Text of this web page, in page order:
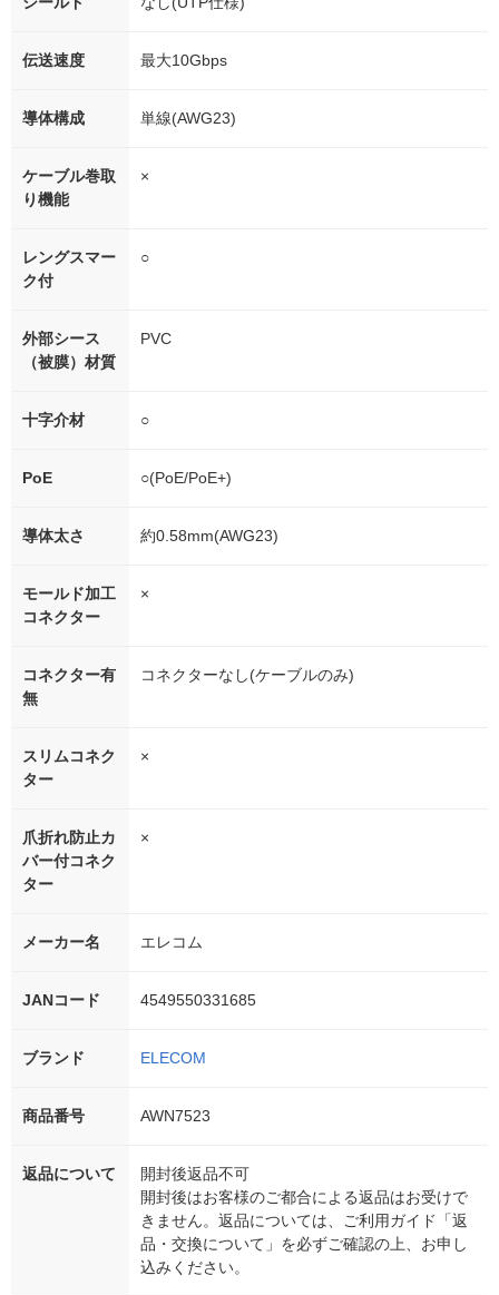
伝送速度 最大10Gbps
導体構成 単線(AWG23)
ケーブル巻取
り機能
×
レングスマー
ク付
○
外部シース
（被膜）材質
PVC
十字介材 ○
PoE ○(PoE/PoE+)
導体太さ 約0.58mm(AWG23)
モールド加工
コネクター
×
コネクター有
無
コネクターなし(ケーブルのみ)
スリムコネク
ター
×
爪折れ防止カ
バー付コネク
ター
×
メーカー名 エレコム
JANコード 4549550331685
ブランド ELECOM
商品番号 AWN7523
返品について
開封後返品不可
開封後はお客様のご都合による返品はお受けで
きません。返品については、ご利用ガイド「返
品・交換について」を必ずご確認の上、お申し
込みください。